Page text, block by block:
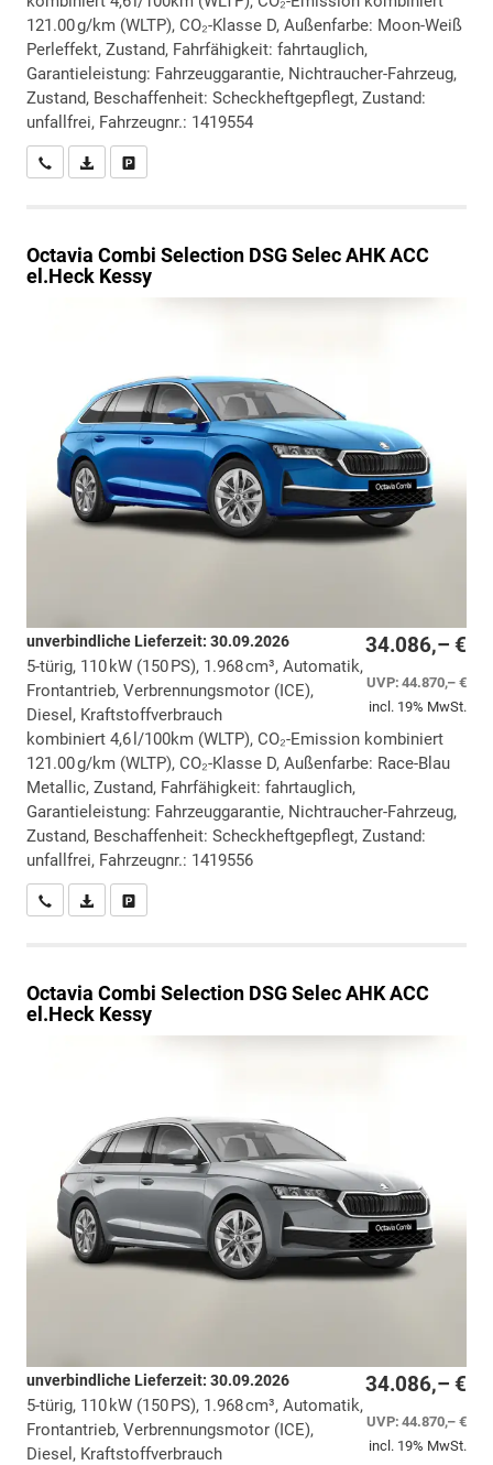
121.00 g/km (WLTP), CO₂-Klasse D, Außenfarbe: Moon-Weiß
Perleffekt, Zustand, Fahrfähigkeit: fahrtauglich,
Garantieleistung: Fahrzeuggarantie, Nichtraucher-Fahrzeug,
Zustand, Beschaffenheit: Scheckheftgepflegt, Zustand:
unfallfrei, Fahrzeugnr.: 1419554
Wir rufen Sie anPDF-Datei, Fahrzeugexposé drucken
Octavia Combi Selection DSG Selec AHK ACC
el.Heck Kessy
34.086,– €
UVP:44.870,– €
incl. 19% MwSt.
unverbindliche Lieferzeit: 30.09.2026
5-türig, 110 kW (150 PS), 1.968 cm³, Automatik,
Frontantrieb, Verbrennungsmotor (ICE),
Diesel, Kraftstoffverbrauch
kombiniert 4,6 l/100km (WLTP), CO₂-Emission kombiniert
121.00 g/km (WLTP), CO₂-Klasse D, Außenfarbe: Race-Blau
Metallic, Zustand, Fahrfähigkeit: fahrtauglich,
Garantieleistung: Fahrzeuggarantie, Nichtraucher-Fahrzeug,
Zustand, Beschaffenheit: Scheckheftgepflegt, Zustand:
unfallfrei, Fahrzeugnr.: 1419556
Wir rufen Sie anPDF-Datei, Fahrzeugexposé drucken
Octavia Combi Selection DSG Selec AHK ACC
el.Heck Kessy
34.086,– €
UVP:44.870,– €
incl. 19% MwSt.
unverbindliche Lieferzeit: 30.09.2026
5-türig, 110 kW (150 PS), 1.968 cm³, Automatik,
Frontantrieb, Verbrennungsmotor (ICE),
Diesel, Kraftstoffverbrauch